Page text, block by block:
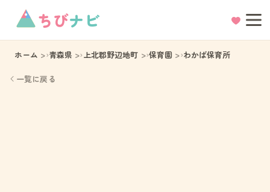
ちびナビ
ホーム 青森県 上北郡野辺地町 保育園 わかば保育所
一覧に戻る